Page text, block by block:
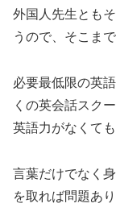
外国人先生とも
うので、そこま
必要最低限の英
くの英会話スク
英語力がなくて
言葉だけでなく
を取れば問題あ